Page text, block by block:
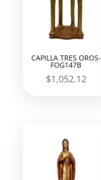
CAPILLA TRES OROS-
FOG147B
$1,052.12